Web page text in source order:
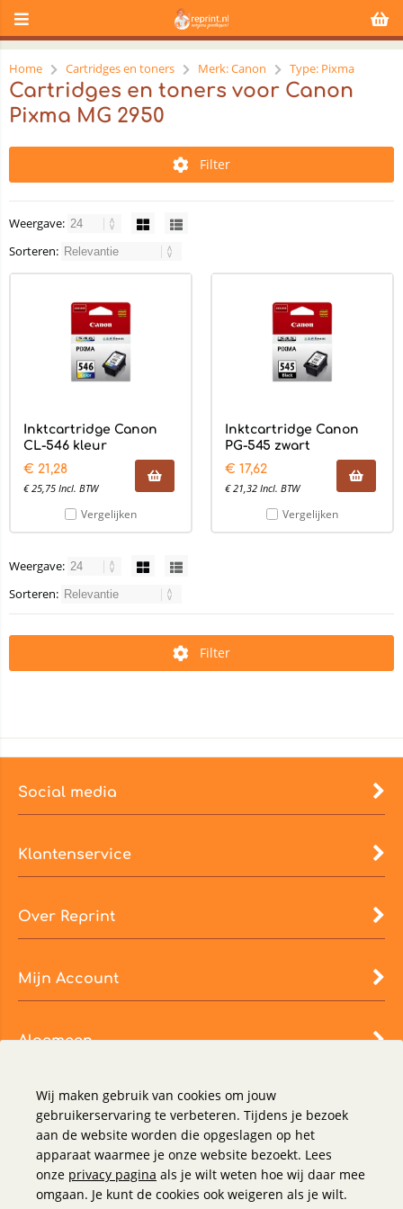
Home Cartridges en toners Merk: Canon Type: Pixma
Cartridges en toners voor Canon
Pixma MG 2950
Filter
Weergave:
Sorteren:
Inktcartridge Canon
CL-546 kleur
€ 21,28
€25,75 Incl. BTW
Vergelijken
Inktcartridge Canon
PG-545 zwart
€ 17,62
€21,32 Incl. BTW
Vergelijken
Weergave:
Sorteren:
Filter
Social media
Klantenservice
Over Reprint
Mijn Account
Algemeen
Wij maken gebruik van cookies om jouw
gebruikerservaring te verbeteren. Tijdens je bezoek
aan de website worden die opgeslagen op het
apparaat waarmee je onze website bezoekt. Lees
onze privacy pagina als je wilt weten hoe wij daar mee
omgaan. Je kunt de cookies ook weigeren als je wilt.